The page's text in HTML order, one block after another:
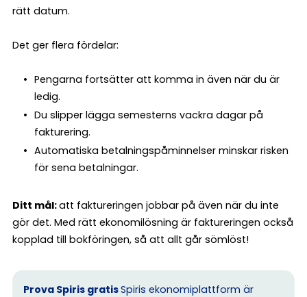
rätt datum.
Det ger flera fördelar:
Pengarna fortsätter att komma in även när du är
ledig.
Du slipper lägga semesterns vackra dagar på
fakturering.
Automatiska betalningspåminnelser minskar risken
för sena betalningar.
Ditt mål:att faktureringen jobbar på även när du inte
gör det. Med rätt ekonomilösning är faktureringen också
kopplad till bokföringen, så att allt går sömlöst!
Prova Spiris gratisSpiris ekonomiplattform är